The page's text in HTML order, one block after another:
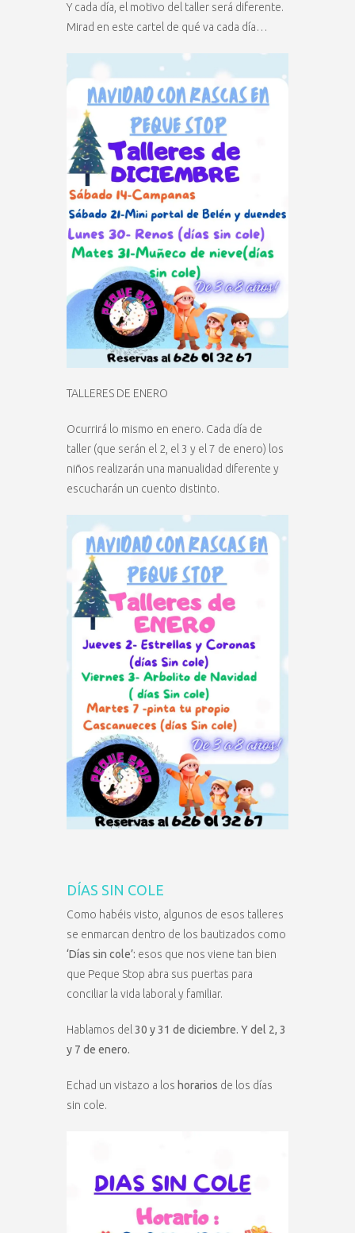
Y cada día, el motivo del taller será diferente.
Mirad en este cartel de qué va cada día…
TALLERES DE ENERO
Ocurrirá lo mismo en enero. Cada día de
taller (que serán el 2, el 3 y el 7 de enero) los
niños realizarán una manualidad diferente y
escucharán un cuento distinto.
DÍAS SIN COLE
Como habéis visto, algunos de esos talleres
se enmarcan dentro de los bautizados como
‘Días sin cole’: esos que nos viene tan bien
que Peque Stop abra sus puertas para
conciliar la vida laboral y familiar.
Hablamos del 30 y 31 de diciembre. Y del 2, 3
y 7 de enero.
Echad un vistazo a los horarios de los días
sin cole.